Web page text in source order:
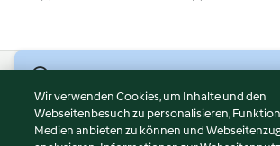
Nutzungsbedingungen
Datenschutzrichtlinien
Wir verwenden Cookies, um Inhalte und den
Webseitenbesuch zu personalisieren,
Medien anbieten zu können und